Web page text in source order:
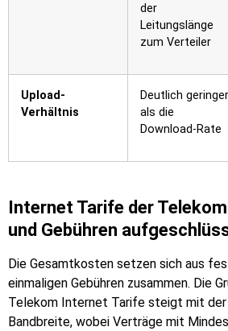
der
Leitungslänge
zum Verteiler
Upload-
Verhältnis
Deutlich geringer
als die
Download-Rate
Internet Tarife der
und Gebühren
Die Gesamtkosten setzen sich aus
einmaligen Gebühren zusammen. Die
Telekom Internet Tarife steigt mit
Bandbreite, wobei Verträge mit